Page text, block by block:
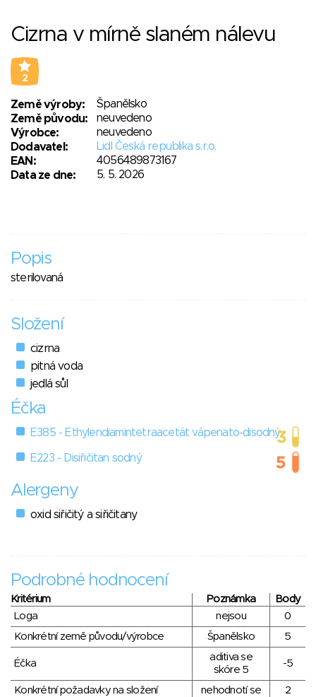
Cizrna v mírně slaném nálevu
2
Země výroby:
Španělsko
Země původu:
neuvedeno
Výrobce:
neuvedeno
Dodavatel:
Lidl Česká republika s.r.o.
EAN:
4056489873167
Data ze dne:
5. 5. 2026
Popis
sterilovaná
Složení
cizrna
pitná voda
jedlá sůl
Éčka
E385 - Ethylendiamintetraacetát vápenato-disodný
E223 - Disiřičitan sodný
Alergeny
oxid siřičitý a siřičitany
Podrobné hodnocení
Kritérium Poznámka
Body
Loga
nejsou
0
Konkrétní země původu/výrobce
Španělsko 5
Éčka
aditiva se
skóre 5
-5
Konkrétní požadavky na složení nehodnotí se
2